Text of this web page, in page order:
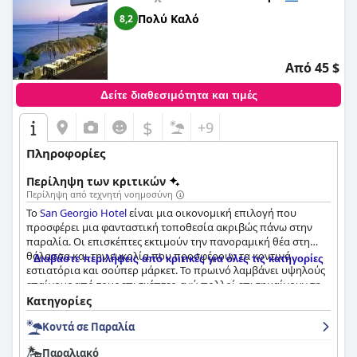
8,2 Πολύ Καλό
Από 45 $
Δείτε διαθεσιμότητα και τιμές
$ +9
Πληροφορίες
Περίληψη των κριτικών
Περίληψη από τεχνητή νοημοσύνη
ΤοSan Georgio Hotelείναι μια οικονομική επιλογή που
προσφέρει μια φανταστική τοποθεσία ακριβώς πάνω στην
παραλία. Οι επισκέπτες εκτιμούν την πανοραμική θέα στη
θάλασσα και την ευκολία που προσφέρουν τα κοντινά
εστιατόρια και σούπερ μάρκετ. Το πρωινό λαμβάνει υψηλούς
επαίνους από τους επισκέπτες, ενώ πολλοί επισημαίνουν τη
χρήση τοπικών και φρέσκων υλικών. Τα δωμάτια του
ξενοδοχείου έχουν λάβει ανάμεικτες κριτικές με ορισμένους
επισκέπτες να τα βρίσκουν μικρά και βασικά, ενώ άλλοι
Διαβάστε περιλήψεις από κριτικές για όλες τις κατηγορίες
Κατηγορίες
Κοντά σε Παραλία
Παραλιακό